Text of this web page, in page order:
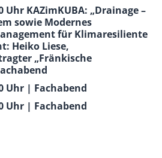
Uhr KAZimKUBA: „Drainage –
sowie Modernes
für Klimaresiliente
Heiko Liese,
„Fränkische
Uhr | Fachabend
Uhr | Fachabend